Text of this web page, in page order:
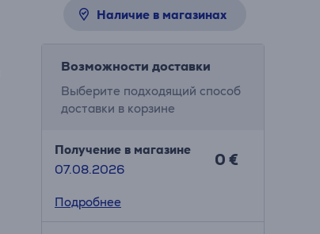
Наличие в магазинах
Возможности доставки
Выберите подходящий способ
доставки в корзине
Получение в магазине
07.08.2026
0 €
Подробнее